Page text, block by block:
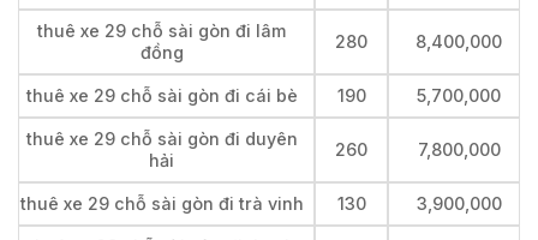
thuê xe 29 chỗ sài gòn đi lâm
đồng
280 8,400,000
thuê xe 29 chỗ sài gòn đi cái bè 190 5,700,000
thuê xe 29 chỗ sài gòn đi duyên
hải
260 7,800,000
thuê xe 29 chỗ sài gòn đi trà vinh 130 3,900,000